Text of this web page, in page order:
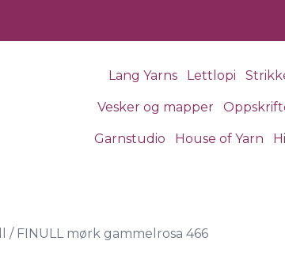
Lang Yarns Lettlopi
Vesker og mapper
Garnstudio House of Yarn
/ FINULL mørk gammelrosa 466